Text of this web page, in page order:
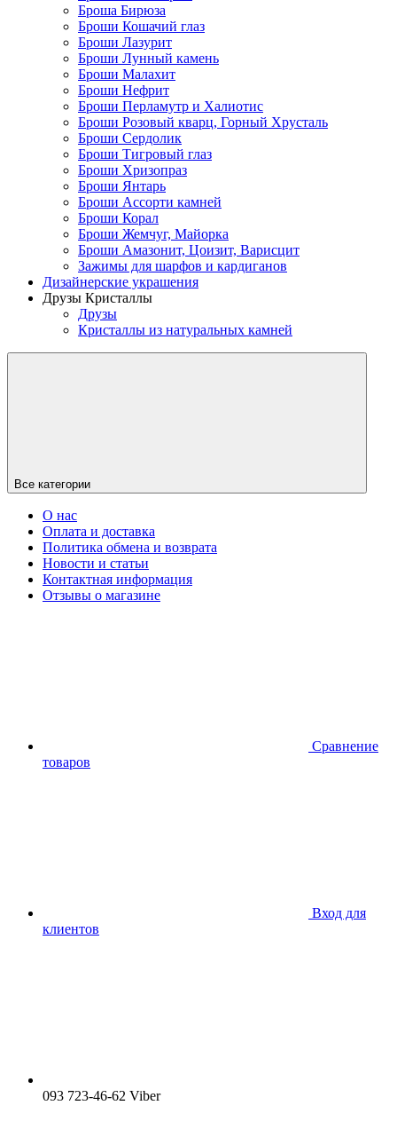
Броша Бирюза
Броши Кошачий глаз
Броши Лазурит
Броши Лунный камень
Броши Малахит
Броши Нефрит
Броши Перламутр и Халиотис
Броши Розовый кварц, Горный Хрусталь
Броши Сердолик
Броши Тигровый глаз
Броши Хризопраз
Броши Янтарь
Броши Ассорти камней
Броши Корал
Броши Жемчуг, Майорка
Броши Амазонит, Цоизит, Варисцит
Зажимы для шарфов и кардиганов
Дизайнерские украшения
Друзы Кристаллы
Друзы
Кристаллы из натуральных камней
Все категории
О нас
Оплата и доставка
Политика обмена и возврата
Новости и статьи
Контактная информация
Отзывы о магазине
Сравнение
товаров
Вход для
клиентов
093 723-46-62 Viber